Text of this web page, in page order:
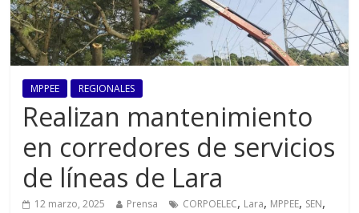
MPPEE REGIONALES
Realizan mantenimiento
en corredores de servicios
de líneas de Lara
12 marzo, 2025 Prensa CORPOELEC, Lara, MPPEE, SEN,